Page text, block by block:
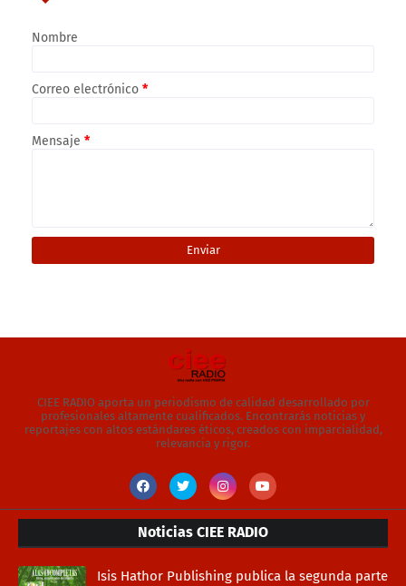
Nombre
Correo electrónico *
Mensaje *
CIEE RADIO aporta un periodismo de calidad desarrollado por
profesionales altamente cualificados. Encontrarás noticias y
reportajes con altos estándares éticos, creados con imparcialidad,
relevancia y rigor.
Noticias CIEE RADIO
Isis Hathor Publishing publica la segunda parte